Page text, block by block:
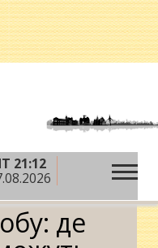
21:12
Шлюб за
поспіхом
де